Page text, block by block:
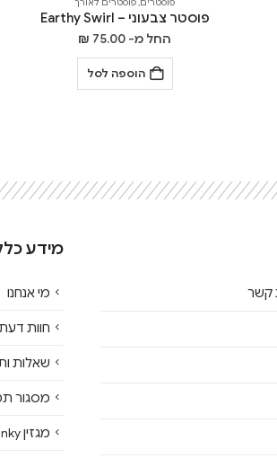
פוסטרים,פוסטרים לאורך
פוסטר צבעוני – Earthy Swirl
החל מ- ₪ 75.00
הוספה לסל
קשר
מידע
מי אנחנו
חוות
שאלות
מסגור
מגזין inky